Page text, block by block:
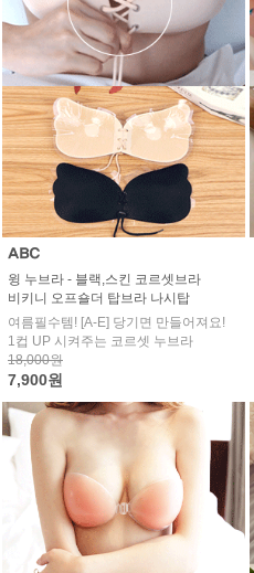
윙 누브라 - 블랙,스킨 코르셋브라
비키니 오프숄더 탑브라 나시탑
여름필수템! [A-E] 당기면 만들어져요!
1컵 UP 시켜주는 코르셋 누브라
18,000원
7,900원